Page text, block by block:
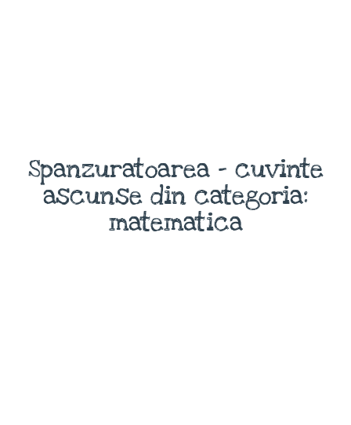
Spanzuratoarea - cuvinte
ascunse din categoria:
matematica